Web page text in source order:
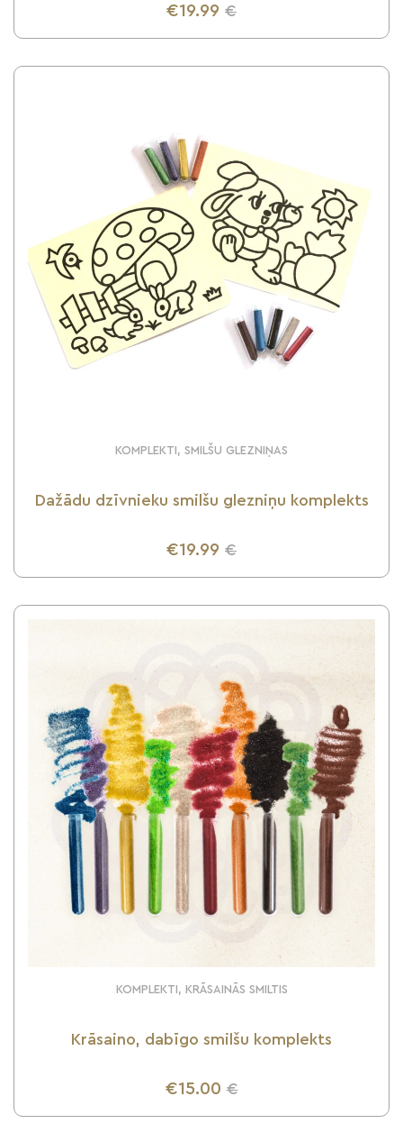
€19.99 €
UZZINI VAIRĀK
KOMPLEKTI, SMILŠU GLEZNIŅAS
Dažādu dzīvnieku smilšu glezniņu komplekts
€19.99 €
UZZINI VAIRĀK
KOMPLEKTI, KRĀSAINĀS SMILTIS
Krāsaino, dabīgo smilšu komplekts
€15.00 €
UZZINI VAIRĀK